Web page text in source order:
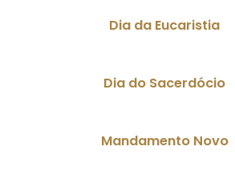
Dia da Eucaristia
Dia do Sacerdócio
Mandamento Novo